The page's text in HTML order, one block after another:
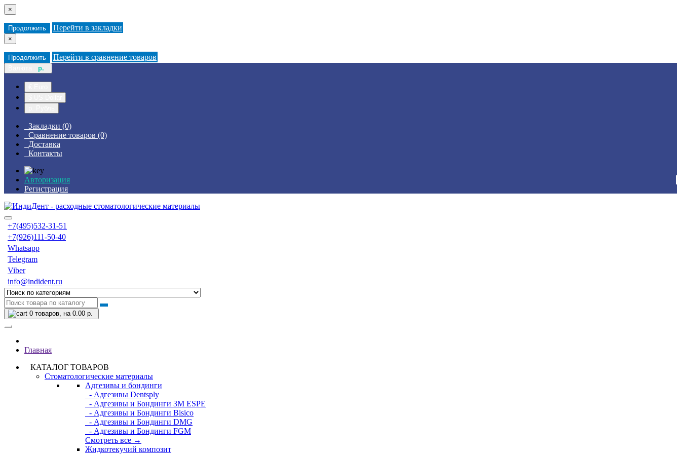
×
Продолжить Перейти в закладки
×
Продолжить Перейти в сравнение товаров
р.
Закладки (0)
Сравнение товаров (0)
Доставка
Контакты
Авторизация
Регистрация
+7(495)532-31-51
+7(926)111-50-40
Whatsapp
Telegram
Viber
info@indident.ru
0 товаров, на 0.00 р.
Главная
КАТАЛОГ ТОВАРОВ
Стоматологические материалы
Адгезивы и бондинги
- Адгезивы Dentsply
- Адгезивы и Бондинги 3M ESPE
- Адгезивы и Бондинги Bisico
- Адгезивы и Бондинги DMG
- Адгезивы и Бондинги FGM
Смотреть все →
Жидкотекучий композит